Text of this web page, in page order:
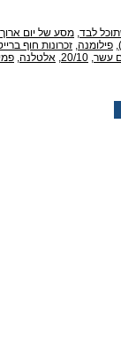
לבד, מסע של יום
, פילומנה, זכרונות חוף
עשר,
20/10
, אלטלנה,